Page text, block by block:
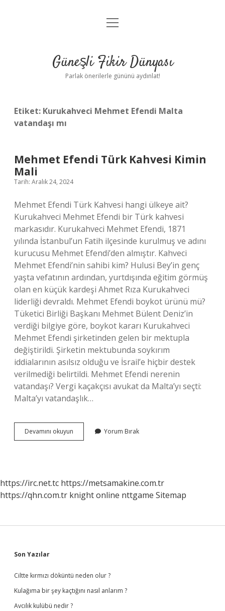
Anasayfa
Yasal Uyarı
menüyü
Güneşli Fikir Dünyası
Parlak önerilerle gününü aydınlat!
Etiket: Kurukahveci Mehmet Efendi Malta
vatandaşı mı
Mehmet Efendi Türk Kahvesi Kimin
Mali
Tarih: Aralık 24, 2024
Mehmet Efendi Türk Kahvesi hangi ülkeye ait?
Kurukahveci Mehmet Efendi bir Türk kahvesi
markasıdır. Kurukahveci Mehmet Efendi, 1871
yılında İstanbul’un Fatih ilçesinde kurulmuş ve adını
kurucusu Mehmet Efendi’den almıştır. Kahveci
Mehmet Efendi’nin sahibi kim? Hulusi Bey’in genç
yaşta vefatının ardından, yurtdışında eğitim görmüş
olan en küçük kardeşi Ahmet Rıza Kurukahveci
liderliği devraldı. Mehmet Efendi boykot ürünü mü?
Tüketici Birliği Başkanı Mehmet Bülent Deniz’in
verdiği bilgiye göre, boykot kararı Kurukahveci
Mehmet Efendi şirketinden gelen bir mektupla
değiştirildi. Şirketin mektubunda soykırım
iddialarının asılsız olduğu ve İsrail’e hiçbir destek
verilmediği belirtildi. Mehmet Efendi nerenin
vatandaşı? Vergi kaçakçısı avukat da Malta’yı seçti:
Malta’yı vatandaşlık…
Devamını okuyun Mehmet
Efendi
Yorum Bırak
https://irc.net.tc https://metsamakine.com.tr
https://qhn.com.tr knight online nttgame Sitemap
Sidebar
Son Yazılar
Ciltte kırmızı döküntü neden olur ?
Kulağıma bir şey kaçtığını nasıl anlarım ?
Avcılık kulübü nedir ?